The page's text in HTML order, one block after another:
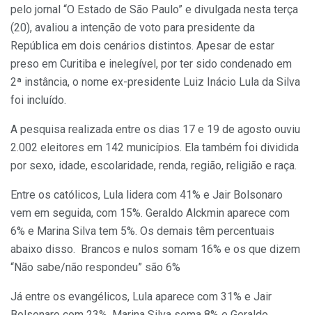
pelo jornal “O Estado de São Paulo” e divulgada nesta terça
(20), avaliou a intenção de voto para presidente da
República em dois cenários distintos. Apesar de estar
preso em Curitiba e inelegível, por ter sido condenado em
2ª instância, o nome ex-presidente Luiz Inácio Lula da Silva
foi incluído.
A pesquisa realizada entre os dias 17 e 19 de agosto ouviu
2.002 eleitores em 142 municípios. Ela também foi dividida
por sexo, idade, escolaridade, renda, região, religião e raça.
Entre os católicos, Lula lidera com 41% e Jair Bolsonaro
vem em seguida, com 15%. Geraldo Alckmin aparece com
6% e Marina Silva tem 5%. Os demais têm percentuais
abaixo disso. Brancos e nulos somam 16% e os que dizem
“Não sabe/não respondeu” são 6%
Já entre os evangélicos, Lula aparece com 31% e Jair